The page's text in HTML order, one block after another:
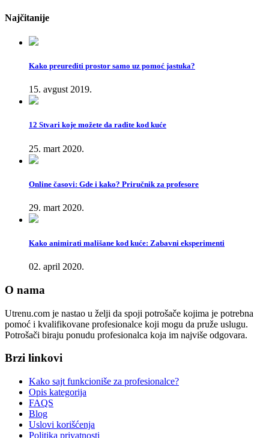
Najčitanije
Kako preurediti prostor samo uz pomoć jastuka?
15. avgust 2019.
12 Stvari koje možete da radite kod kuće
25. mart 2020.
Online časovi: Gde i kako? Priručnik za profesore
29. mart 2020.
Kako animirati mališane kod kuće: Zabavni eksperimenti
02. april 2020.
O nama
Utrenu.com je nastao u želji da spoji potrošače kojima je potrebna
pomoć i kvalifikovane profesionalce koji mogu da pruže uslugu.
Potrošači biraju ponudu profesionalca koja im najviše odgovara.
Brzi linkovi
Kako sajt funkcioniše za profesionalce?
Opis kategorija
FAQS
Blog
Uslovi korišćenja
Politika privatnosti